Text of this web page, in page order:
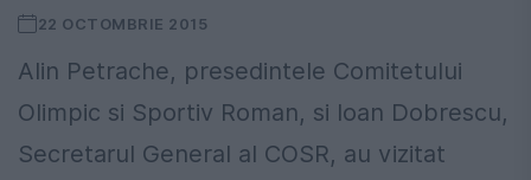
22 OCTOMBRIE 2015
Alin Petrache, presedintele Comitetului
Olimpic si Sportiv Roman, si Ioan Dobrescu,
Secretarul General al COSR, au vizitat